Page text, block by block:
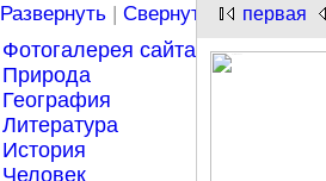
Развернуть |Свернуть
Фотогалерея сайта
Природа
География
Литература
История
Человек
первая